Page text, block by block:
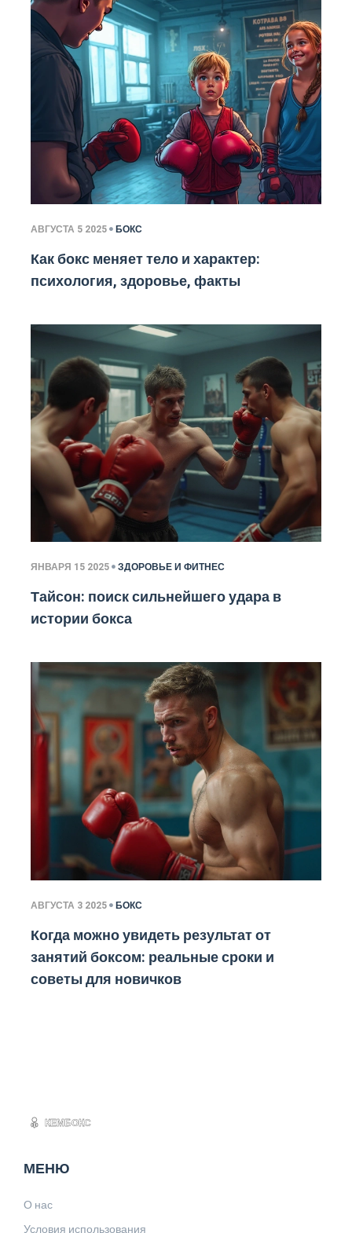
АВГУСТА 5 2025 БОКС
Как бокс меняет тело и характер:
психология, здоровье, факты
ЯНВАРЯ 15 2025 ЗДОРОВЬЕ И ФИТНЕС
Тайсон: поиск сильнейшего удара в
истории бокса
АВГУСТА 3 2025 БОКС
Когда можно увидеть результат от
занятий боксом: реальные сроки и
советы для новичков
МЕНЮ
О нас
Условия использования